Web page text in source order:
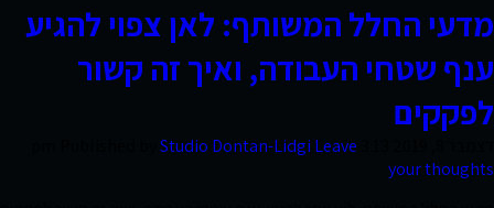
שוק
אודות
מדעי החלל המשותף: לאן צפוי להגיע
ענף שטחי העבודה, ואיך זה קשור
לפקקים
Studio Dontan-Lidgi Leave
your thoughts